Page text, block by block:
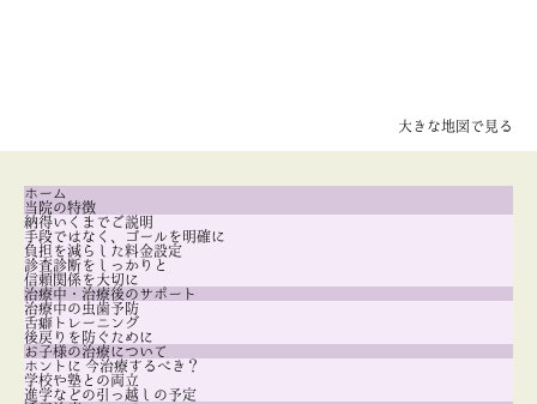
大きな地図で見る
ホーム
当院の特徴
納得いくまでご説明
手段ではなく、ゴールを明確に
負担を減らした料金設定
診査診断をしっかりと
信頼関係を大切に
治療中・治療後のサポート
治療中の虫歯予防
舌癖トレーニング
後戻りを防ぐために
お子様の治療について
ホントに 今治療するべき？
学校や塾との両立
進学などの引っ越しの予定